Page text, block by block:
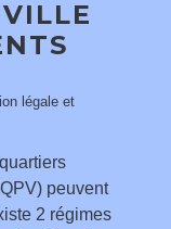
légale et
peuvent
2 régimes